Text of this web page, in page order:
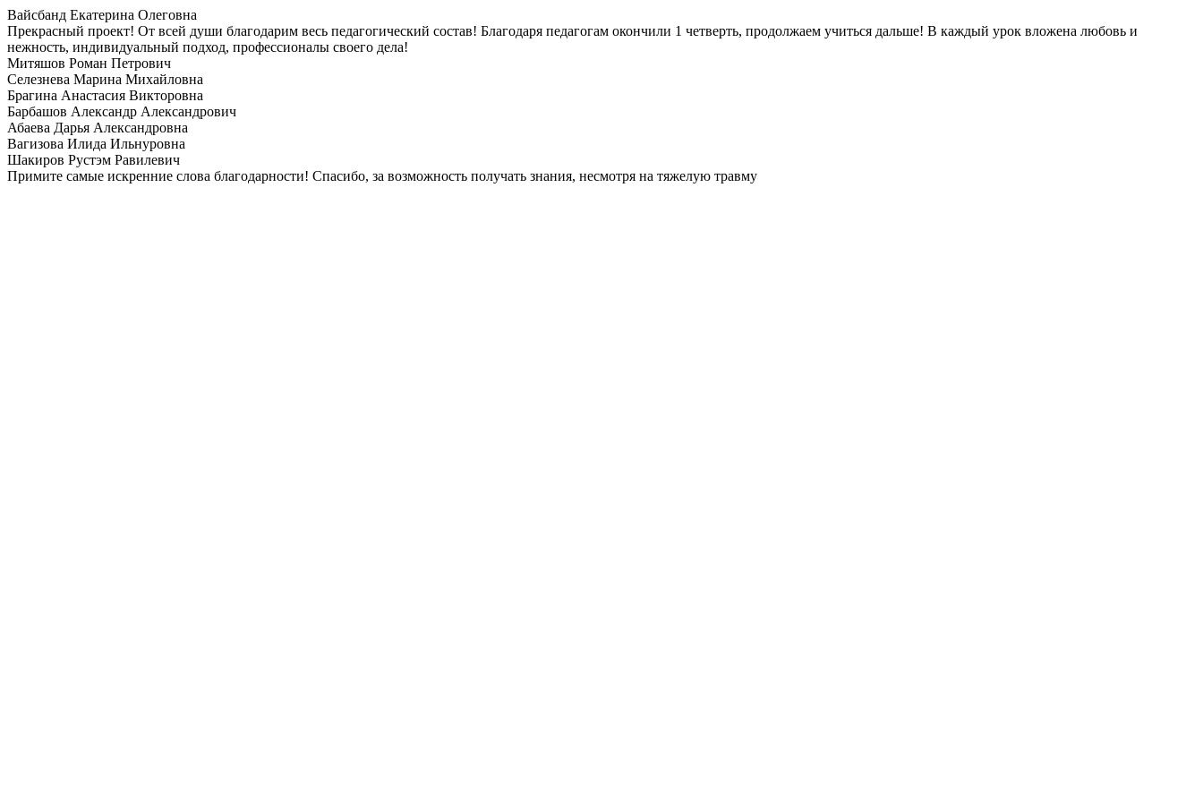
Вайсбанд Екатерина Олеговна
Прекрасный проект! От всей души благодарим весь педагогический состав! Благодаря педагогам окончили 1 четверть, продолжаем учиться дальше! В каждый урок вложена любовь и
нежность, индивидуальный подход, профессионалы своего дела!
Митяшов Роман Петрович
Селезнева Марина Михайловна
Брагина Анастасия Викторовна
Барбашов Александр Александрович
Абаева Дарья Александровна
Вагизова Илида Ильнуровна
Шакиров Рустэм Равилевич
Примите самые искренние слова благодарности! Спасибо, за возможность получать знания, несмотря на тяжелую травму